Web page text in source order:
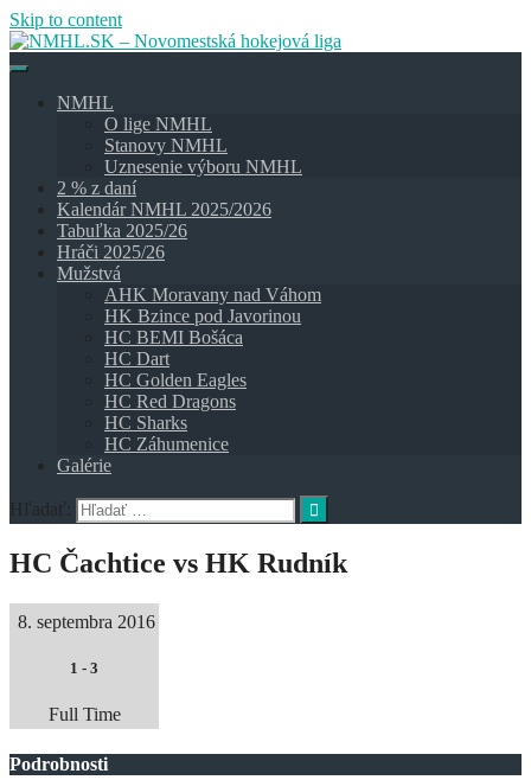
Skip to content
NMHL
O lige NMHL
Stanovy NMHL
Uznesenie výboru NMHL
2 % z daní
Kalendár NMHL 2025/2026
Tabuľka 2025/26
Hráči 2025/26
Mužstvá
AHK Moravany nad Váhom
HK Bzince pod Javorinou
HC BEMI Bošáca
HC Dart
HC Golden Eagles
HC Red Dragons
HC Sharks
HC Záhumenice
Galérie
Hľadať:
HC Čachtice vs HK Rudník
8. septembra 2016
1 - 3
Full Time
Podrobnosti